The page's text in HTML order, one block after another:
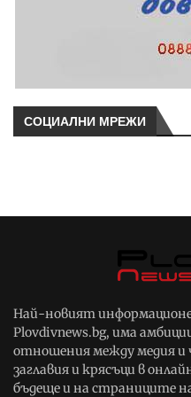
СОЦИАЛНИ МРЕЖИ
Най-новият
Plovdivnews.bg, има
отношения между медия и
заглавия и крясъци в
бъдеще и на страниците